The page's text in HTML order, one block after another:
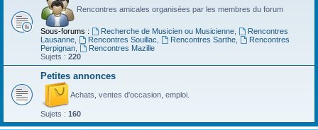
Rencontres amicales organisées par les membres du forum
Sous-forums : Recherche de Musicien ou Musicienne,
Rencontres
Lausanne
Rencontres Souillac Rencontres Sarthe,
Rencontres
Perpignan
Rencontres Mazille
Sujets : 220
Petites annonces
Achats, ventes d'occasion, emploi.
Sujets : 160